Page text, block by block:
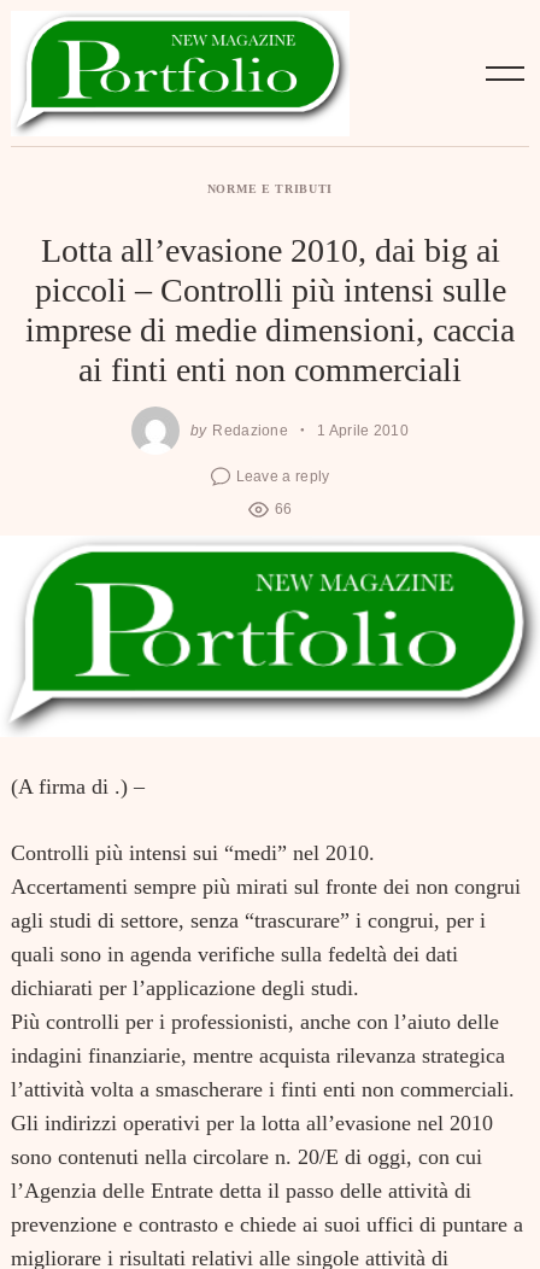
NORME E TRIBUTI
Lotta all’evasione 2010, dai big ai
piccoli – Controlli più intensi sulle
imprese di medie dimensioni, caccia
ai finti enti non commerciali
by Redazione 1 Aprile 2010
Leave a reply
66
(A firma di .) –
Controlli più intensi sui “medi” nel 2010.
Accertamenti sempre più mirati sul fronte dei non congrui
agli studi di settore, senza “trascurare” i congrui, per i
quali sono in agenda verifiche sulla fedeltà dei dati
dichiarati per l’applicazione degli studi.
Più controlli per i professionisti, anche con l’aiuto delle
indagini finanziarie, mentre acquista rilevanza strategica
l’attività volta a smascherare i finti enti non commerciali.
Gli indirizzi operativi per la lotta all’evasione nel 2010
sono contenuti nella circolare n. 20/E di oggi, con cui
l’Agenzia delle Entrate detta il passo delle attività di
prevenzione e contrasto e chiede ai suoi uffici di puntare a
migliorare i risultati relativi alle singole attività di